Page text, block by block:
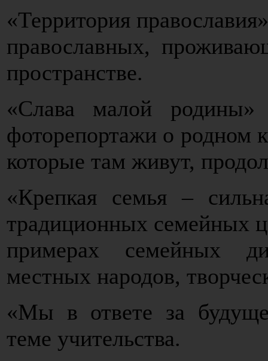
«Территория
православных,
пространстве.
«Слава малой
фоторепортажи о родном
которые там живут,
«Крепкая семья –
традиционных семейных
примерах семейных
местных народов,
«Мы в ответе за
теме учительства.